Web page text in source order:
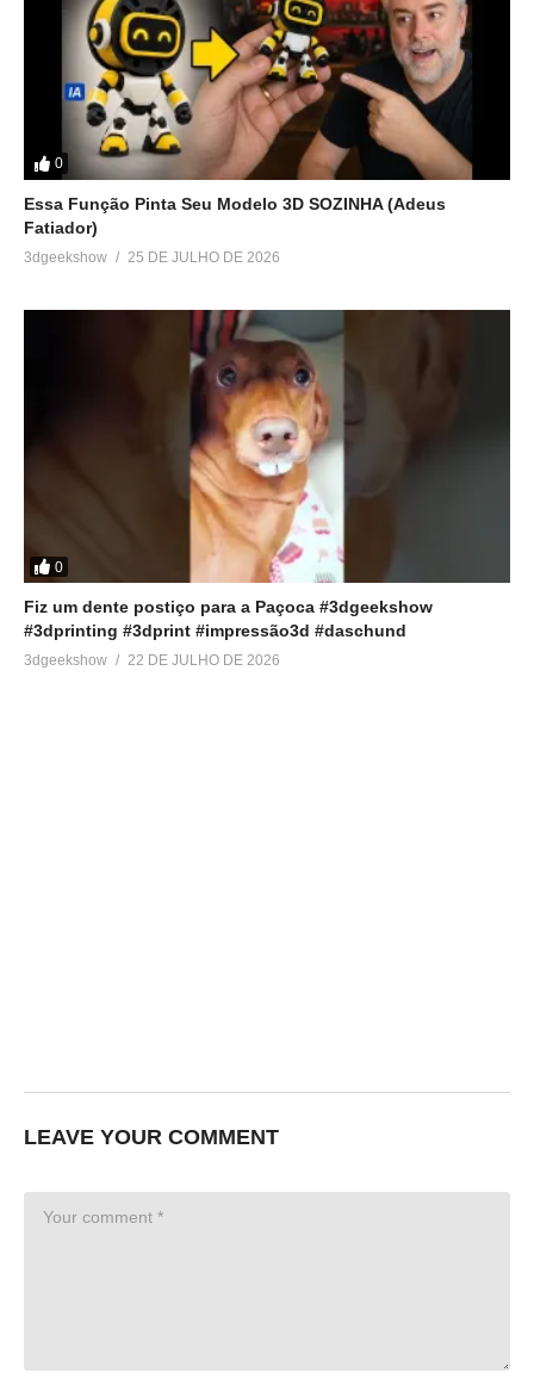
0
Essa Função Pinta Seu Modelo 3D SOZINHA (Adeus
Fatiador)
3dgeekshow 25 DE JULHO DE 2026
0
Fiz um dente postiço para a Paçoca #3dgeekshow
#3dprinting #3dprint #impressão3d #daschund
3dgeekshow 22 DE JULHO DE 2026
LEAVE YOUR COMMENT